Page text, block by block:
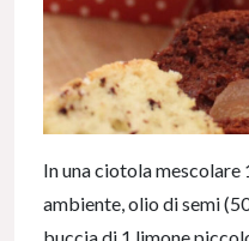
In una ciotola
ambiente, olio di semi